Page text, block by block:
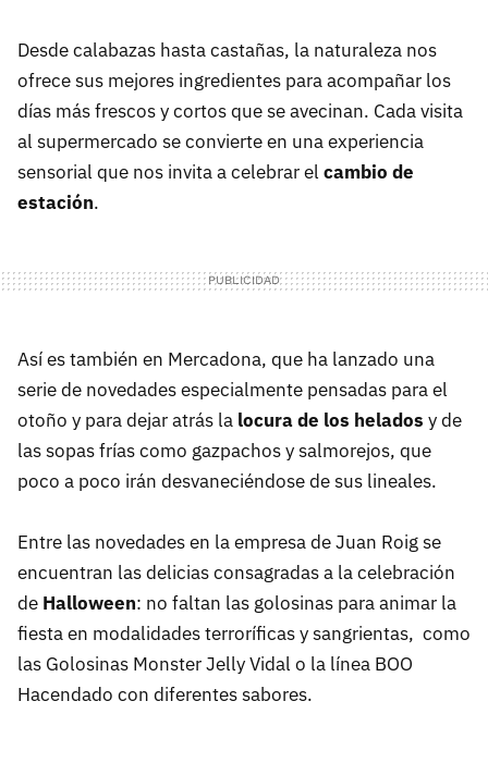
Desde calabazas hasta castañas, la naturaleza nos
ofrece sus mejores ingredientes para acompañar los
días más frescos y cortos que se avecinan. Cada visita
al supermercado se convierte en una experiencia
sensorial que nos invita a celebrar el cambio de
estación.
Así es también en Mercadona, que ha lanzado una
serie de novedades especialmente pensadas para el
otoño y para dejar atrás la locura de los helados y de
las sopas frías como gazpachos y salmorejos, que
poco a poco irán desvaneciéndose de sus lineales.
Entre las novedades en la empresa de Juan Roig se
encuentran las delicias consagradas a la celebración
de Halloween: no faltan las golosinas para animar la
fiesta en modalidades terroríficas y sangrientas, como
las Golosinas Monster Jelly Vidal o la línea BOO
Hacendado con diferentes sabores.